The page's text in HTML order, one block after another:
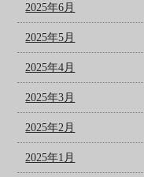
2025年6月
2025年5月
2025年4月
2025年3月
2025年2月
2025年1月